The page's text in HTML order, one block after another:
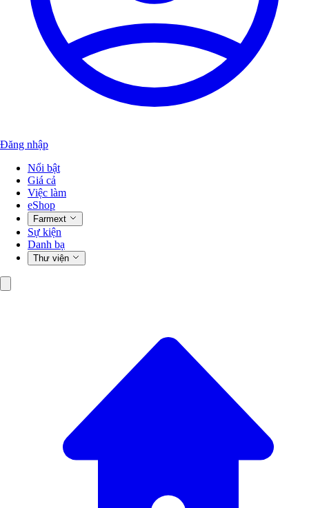
Đăng nhập
Nổi bật
Giá cả
Việc làm
eShop
Farmext
Sự kiện
Danh bạ
Thư viện